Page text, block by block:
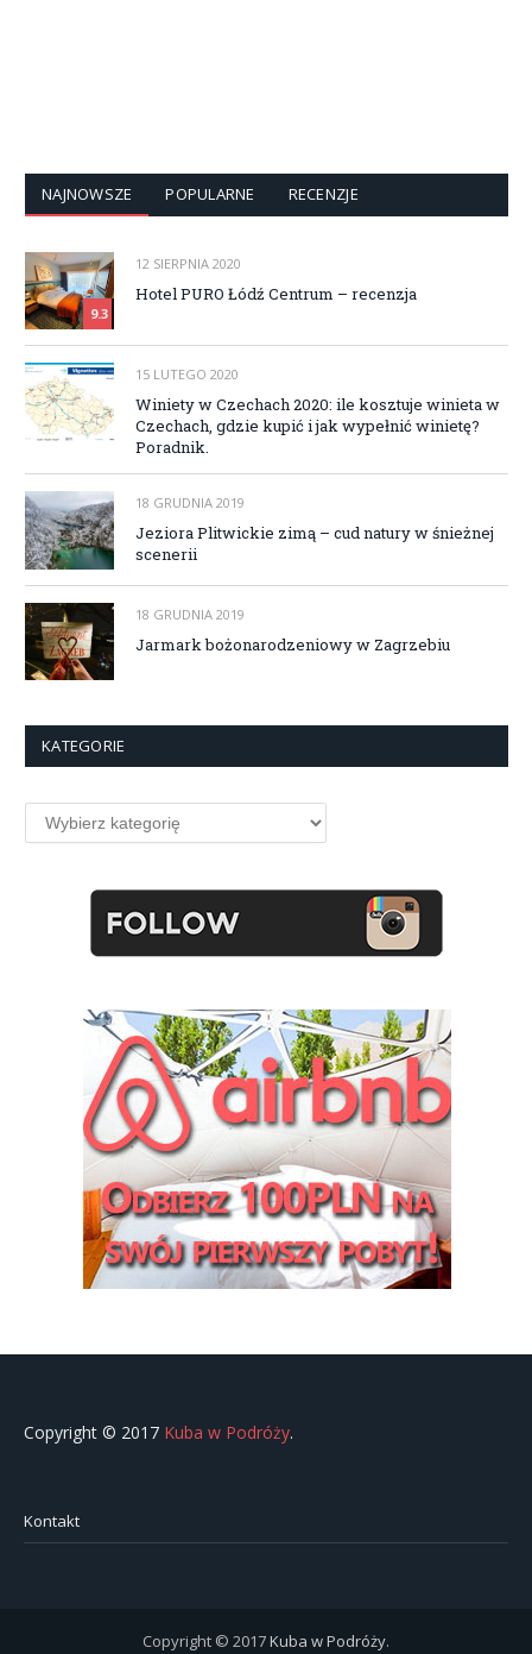
NAJNOWSZE POPULARNE RECENZJE
9.3
12 SIERPNIA 2020
Hotel PURO Łódź Centrum – recenzja
15 LUTEGO 2020
Winiety w Czechach 2020: ile kosztuje winieta w
Czechach, gdzie kupić i jak wypełnić winietę?
Poradnik.
18 GRUDNIA 2019
Jeziora Plitwickie zimą – cud natury w śnieżnej
scenerii
18 GRUDNIA 2019
Jarmark bożonarodzeniowy w Zagrzebiu
KATEGORIE
Kategorie
Copyright © 2017 Kuba w Podróży.
Kontakt
Copyright © 2017Kuba w Podróży.